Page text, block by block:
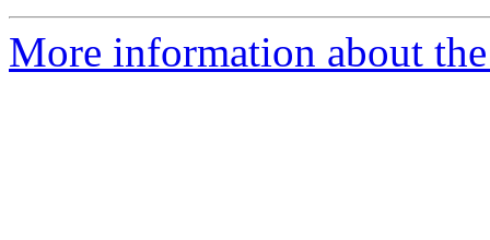
More information about